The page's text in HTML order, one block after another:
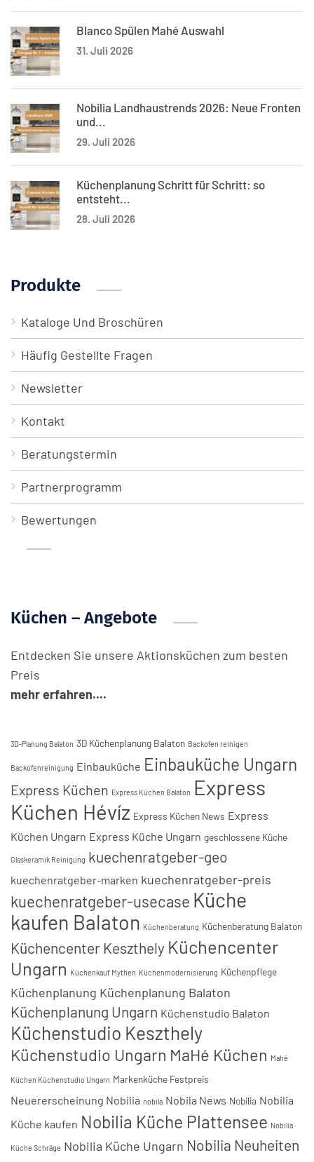
Blanco Spülen Mahé Auswahl
31. Juli 2026
Nobilia Landhaustrends 2026: Neue Fronten
und...
29. Juli 2026
Küchenplanung Schritt für Schritt: so
entsteht...
28. Juli 2026
Produkte
Kataloge Und Broschüren
Häufig Gestellte Fragen
Newsletter
Kontakt
Beratungstermin
Partnerprogramm
Bewertungen
Küchen – Angebote
Entdecken Sie unsere Aktionsküchen zum besten
Preis
mehr erfahren....
3D-Planung Balaton 3D Küchenplanung Balaton Backofen reinigen
Backofenreinigung Einbauküche Einbauküche Ungarn
Express Küchen Express Küchen Balaton Express
Küchen Hévíz Express Küchen News Express
Küchen Ungarn Express Küche Ungarn geschlossene Küche
Glaskeramik Reinigung kuechenratgeber-geo
kuechenratgeber-marken kuechenratgeber-preis
kuechenratgeber-usecase Küche
kaufen Balaton Küchenberatung Küchenberatung Balaton
Küchencenter Keszthely Küchencenter
Ungarn Küchenkauf Mythen Küchenmodernisierung Küchenpflege
Küchenplanung Küchenplanung Balaton
Küchenplanung Ungarn Küchenstudio Balaton
Küchenstudio Keszthely
Küchenstudio Ungarn MaHé Küchen Mahé
Küchen Küchenstudio Ungarn Markenküche Festpreis
Neuererscheinung Nobilia nobila Nobila News Nobilia Nobilia
Küche kaufen Nobilia Küche Plattensee Nobilia
Küche Schräge Nobilia Küche Ungarn Nobilia Neuheiten